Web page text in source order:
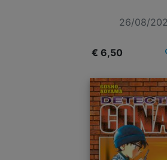
26/08/
€ 6,50